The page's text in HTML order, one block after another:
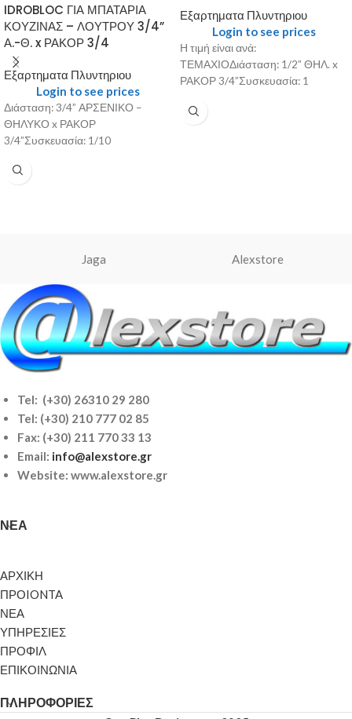
IDROBLOC ΓΙΑ ΜΠΑΤΑΡΙΑ
ΚΟΥΖΙΝΑΣ – ΛΟΥΤΡΟΥ 3/4”
Α.-Θ. x ΡΑΚΟΡ 3/4
Εξαρτηματα Πλυντηριου
Login to see prices
Διάσταση: 3/4” ΑΡΣΕΝΙΚΟ –
ΘΗΛΥΚΟ x ΡΑΚΟΡ
3/4”Συσκευασία: 1/10
Εξαρτηματα Πλυντηριου
Login to see prices
Η τιμή είναι ανά:
ΤΕΜΑΧΙΟΔιάσταση: 1/2” ΘΗΛ. x
ΡΑΚΟΡ 3/4”Συσκευασία: 1
Jaga Alexstore
Tel: (+30) 26310 29 280
Tel: (+30) 210 777 02 85
Fax: (+30) 211 770 33 13
Email: info@alexstore.gr
Website: www.alexstore.gr
ΝΈΑ
ΑΡΧΙΚΗ
ΠΡΟIONTA
ΝΕΑ
ΥΠΗΡΕΣΙΕΣ
ΠΡΟΦΙΛ
ΕΠΙΚΟΙΝΩΝΙΑ
ΠΛΗΡΟΦΟΡΊΕΣ